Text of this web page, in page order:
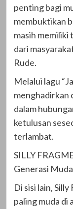
penting bagi
membuktikan
masih memiliki
dari
Rude.
Melalui lagu
menghadirkan
dalam
ketulusan
terlambat.
SILLY
Generasi Muda
Di sisi lain,
paling muda di